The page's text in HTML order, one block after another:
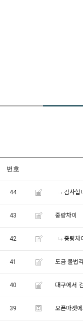
번호
44 감사합
43 중량차이
42 중량차
41 도금 불법
40 대구에서
39 오픈마켓